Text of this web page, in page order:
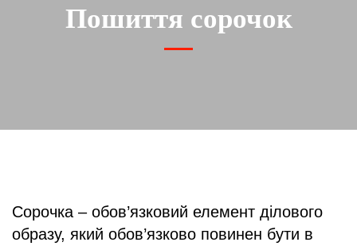
Пошиття сорочок
Сорочка – обов’язковий елемент ділового
образу, який обов’язково повинен бути в